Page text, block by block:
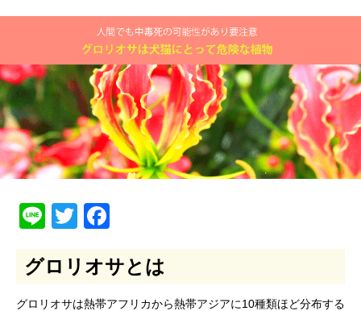
LineTwitter
グロリオサとは
グロリオサは熱帯アフリカから熱帯アジアに10種類ほど分布する